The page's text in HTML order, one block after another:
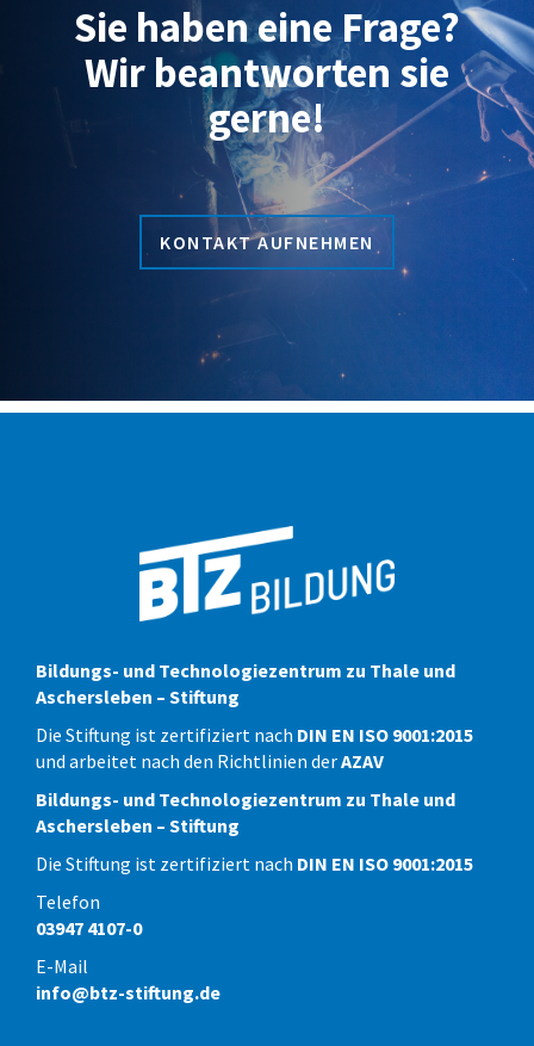
Sie haben eine Frage?
Wir beantworten sie
gerne!
KONTAKT AUFNEHMEN
Bildungs- und Technologiezentrum zu Thale und
Aschersleben – Stiftung
Die Stiftung ist zertifiziert nach DIN EN ISO 9001:2015
und arbeitet nach den Richtlinien derAZAV
Bildungs- und Technologiezentrum zu Thale und
Aschersleben – Stiftung
Die Stiftung ist zertifiziert nach DIN EN ISO 9001:2015
Telefon
03947 4107-0
E-Mail
info@btz-stiftung.de